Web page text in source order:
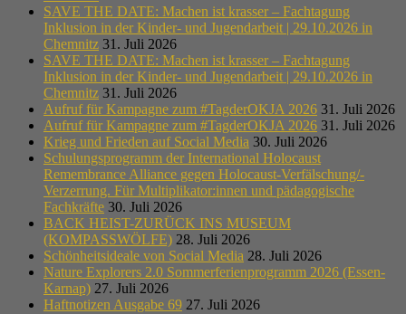
SAVE THE DATE: Machen ist krasser – Fachtagung
Inklusion in der Kinder- und Jugendarbeit | 29.10.2026 in
Chemnitz 31. Juli 2026
SAVE THE DATE: Machen ist krasser – Fachtagung
Inklusion in der Kinder- und Jugendarbeit | 29.10.2026 in
Chemnitz 31. Juli 2026
Aufruf für Kampagne zum #TagderOKJA 2026 31. Juli 2026
Aufruf für Kampagne zum #TagderOKJA 2026 31. Juli 2026
Krieg und Frieden auf Social Media 30. Juli 2026
Schulungsprogramm der International Holocaust
Remembrance Alliance gegen Holocaust-Verfälschung/-
Verzerrung. Für Multiplikator:innen und pädagogische
Fachkräfte 30. Juli 2026
BACK HEIST-ZURÜCK INS MUSEUM
(KOMPASSWÖLFE) 28. Juli 2026
Schönheitsideale von Social Media 28. Juli 2026
Nature Explorers 2.0 Sommerferienprogramm 2026 (Essen-
Karnap) 27. Juli 2026
Haftnotizen Ausgabe 69 27. Juli 2026